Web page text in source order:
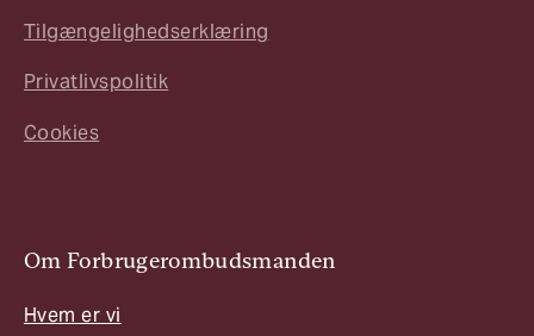
Tilgængelighedserklæring
Privatlivspolitik
Cookies
Om Forbrugerombudsmanden
Hvem er vi